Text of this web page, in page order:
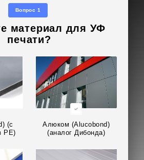
Вопрос 1
материал для УФ
печати?
(с
PE)
Алюком (Alucobond)
(аналог Дибонда)